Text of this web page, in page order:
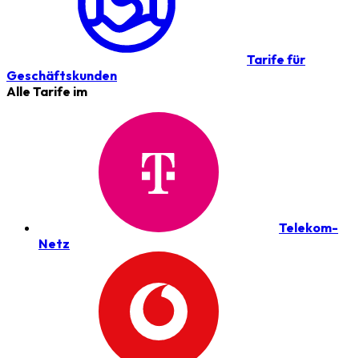
Tarife für
Geschäftskunden
Alle Tarife im
Telekom-
Netz